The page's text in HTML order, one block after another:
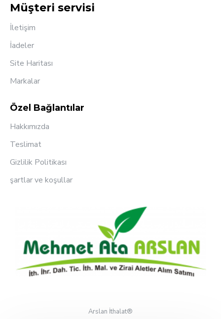
Müşteri servisi
İletişim
İadeler
Site Haritası
Markalar
Özel Bağlantılar
Hakkımızda
Teslimat
Gizlilik Politikası
şartlar ve koşullar
Arslan İthalat®